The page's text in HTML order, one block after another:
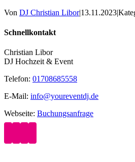
Von DJ Christian Libor|13.11.2023|
Schnellkontakt
Christian Libor
DJ Hochzeit & Event
Telefon: 01708685558
E-Mail: info@youreventdj.de
Webseite: Buchungsanfrage